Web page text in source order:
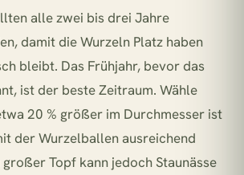
alle zwei bis drei Jahre
damit die Wurzeln Platz haben
bleibt. Das Frühjahr, bevor das
ist der beste Zeitraum. Wähle
20 % größer im Durchmesser ist
der Wurzelballen ausreichend
großer Topf kann jedoch Staunässe